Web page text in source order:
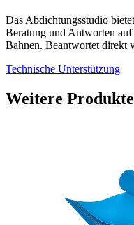
Das Abdichtungsstudio
Beratung und Antworten
Bahnen. Beantwortet direkt
Technische Unterstützung
Weitere Produkte